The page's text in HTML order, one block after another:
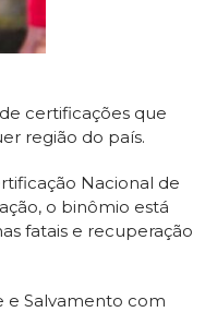
certificações que
região do país.
Nacional de
o binômio está
fatais e recuperação
e Salvamento com